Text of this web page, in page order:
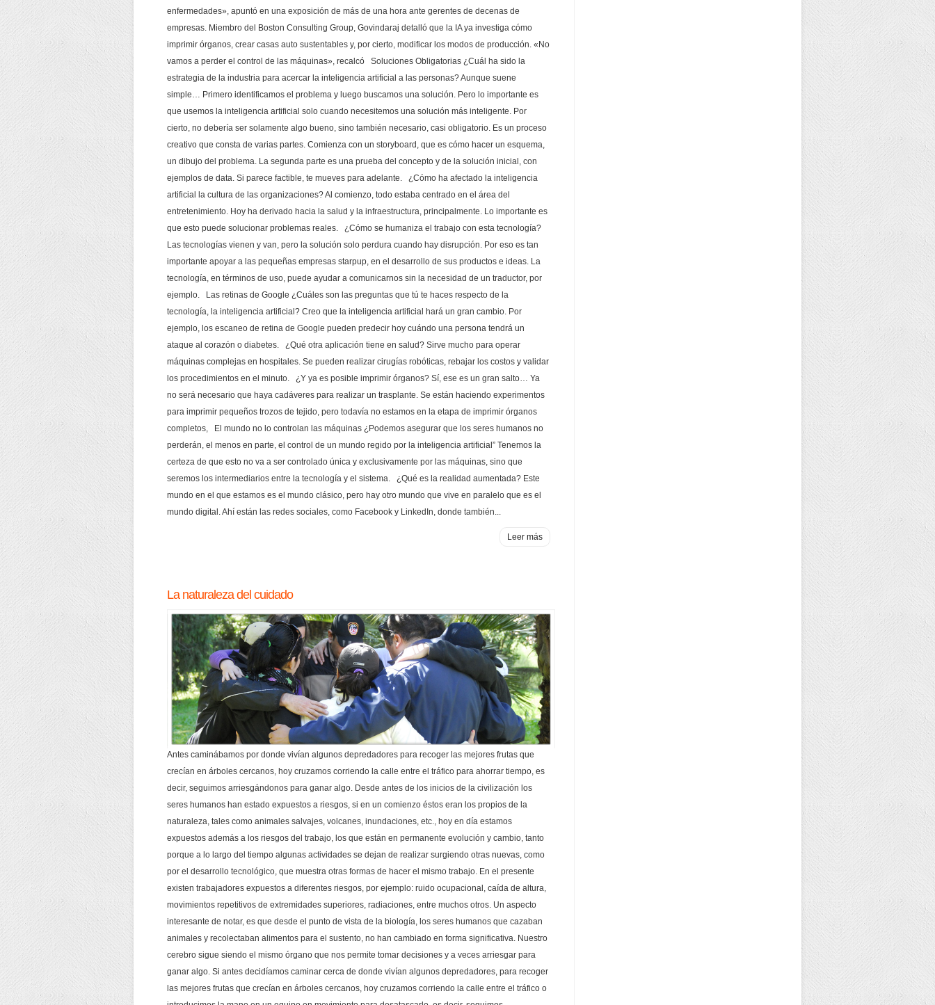
enfermedades», apuntó en una exposición de más de una hora ante gerentes de decenas de
empresas. Miembro del Boston Consulting Group, Govindaraj detalló que la IA ya investiga cómo
imprimir órganos, crear casas auto sustentables y, por cierto, modificar los modos de producción. «No
vamos a perder el control de las máquinas», recalcó Soluciones Obligatorias ¿Cuál ha sido la
estrategia de la industria para acercar la inteligencia artificial a las personas? Aunque suene
simple… Primero identificamos el problema y luego buscamos una solución. Pero lo importante es
que usemos la inteligencia artificial solo cuando necesitemos una solución más inteligente. Por
cierto, no debería ser solamente algo bueno, sino también necesario, casi obligatorio. Es un proceso
creativo que consta de varias partes. Comienza con un storyboard, que es cómo hacer un esquema,
un dibujo del problema. La segunda parte es una prueba del concepto y de la solución inicial, con
ejemplos de data. Si parece factible, te mueves para adelante. ¿Cómo ha afectado la inteligencia
artificial la cultura de las organizaciones? Al comienzo, todo estaba centrado en el área del
entretenimiento. Hoy ha derivado hacia la salud y la infraestructura, principalmente. Lo importante es
que esto puede solucionar problemas reales. ¿Cómo se humaniza el trabajo con esta tecnología?
Las tecnologías vienen y van, pero la solución solo perdura cuando hay disrupción. Por eso es tan
importante apoyar a las pequeñas empresas starpup, en el desarrollo de sus productos e ideas. La
tecnología, en términos de uso, puede ayudar a comunicarnos sin la necesidad de un traductor, por
ejemplo. Las retinas de Google ¿Cuáles son las preguntas que tú te haces respecto de la
tecnología, la inteligencia artificial? Creo que la inteligencia artificial hará un gran cambio. Por
ejemplo, los escaneo de retina de Google pueden predecir hoy cuándo una persona tendrá un
ataque al corazón o diabetes. ¿Qué otra aplicación tiene en salud? Sirve mucho para operar
máquinas complejas en hospitales. Se pueden realizar cirugías robóticas, rebajar los costos y validar
los procedimientos en el minuto. ¿Y ya es posible imprimir órganos? Sí, ese es un gran salto… Ya
no será necesario que haya cadáveres para realizar un trasplante. Se están haciendo experimentos
para imprimir pequeños trozos de tejido, pero todavía no estamos en la etapa de imprimir órganos
completos, El mundo no lo controlan las máquinas ¿Podemos asegurar que los seres humanos no
perderán, el menos en parte, el control de un mundo regido por la inteligencia artificial” Tenemos la
certeza de que esto no va a ser controlado única y exclusivamente por las máquinas, sino que
seremos los intermediarios entre la tecnología y el sistema. ¿Qué es la realidad aumentada? Este
mundo en el que estamos es el mundo clásico, pero hay otro mundo que vive en paralelo que es el
mundo digital. Ahí están las redes sociales, como Facebook y LinkedIn, donde también...
Leer más
La naturaleza del cuidado
Antes caminábamos por donde vivían algunos depredadores para recoger las mejores frutas que
crecían en árboles cercanos, hoy cruzamos corriendo la calle entre el tráfico para ahorrar tiempo, es
decir, seguimos arriesgándonos para ganar algo. Desde antes de los inicios de la civilización los
seres humanos han estado expuestos a riesgos, si en un comienzo éstos eran los propios de la
naturaleza, tales como animales salvajes, volcanes, inundaciones, etc., hoy en día estamos
expuestos además a los riesgos del trabajo, los que están en permanente evolución y cambio, tanto
porque a lo largo del tiempo algunas actividades se dejan de realizar surgiendo otras nuevas, como
por el desarrollo tecnológico, que muestra otras formas de hacer el mismo trabajo. En el presente
existen trabajadores expuestos a diferentes riesgos, por ejemplo: ruido ocupacional, caída de altura,
movimientos repetitivos de extremidades superiores, radiaciones, entre muchos otros. Un aspecto
interesante de notar, es que desde el punto de vista de la biología, los seres humanos que cazaban
animales y recolectaban alimentos para el sustento, no han cambiado en forma significativa. Nuestro
cerebro sigue siendo el mismo órgano que nos permite tomar decisiones y a veces arriesgar para
ganar algo. Si antes decidíamos caminar cerca de donde vivían algunos depredadores, para recoger
las mejores frutas que crecían en árboles cercanos, hoy cruzamos corriendo la calle entre el tráfico o